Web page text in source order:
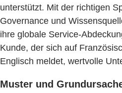
unterstützt. Mit der richtigen
Governance und
ihre globale Service-
Kunde, der sich auf
Englisch meldet, wertvolle
Muster und